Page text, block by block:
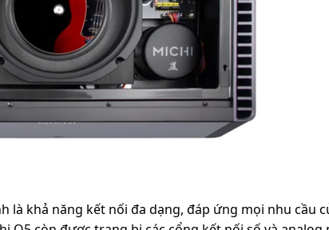
là khả năng kết nối đa dạng, đáp ứng mọi nhu cầu